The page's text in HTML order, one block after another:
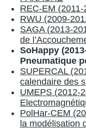
REC-EM
RWU (2009-
SAGA (2013-
de
SoHappy
Pneumatique
SUPERCAL
calendaire des
UMEPS (2012-
PolHar-CEM
la modélisation